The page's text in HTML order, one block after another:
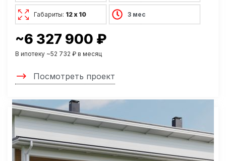
Габариты: 12 х 10 3 мес
~6 327 900 ₽
В ипотеку ~52 732 ₽ в месяц
Посмотреть проект